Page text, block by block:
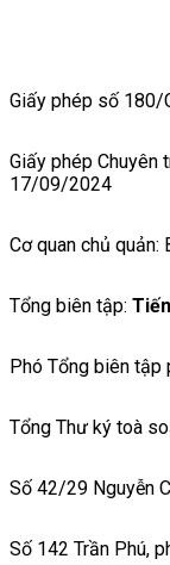
Giấy phép số 180/
Giấy phép Chuyên
17/09/2024
Cơ quan chủ quản:
Tổng biên tập:
Phó Tổng biên tập
Tổng Thư ký toà
Số 42/29 Nguyễn
Số 142 Trần Phú,